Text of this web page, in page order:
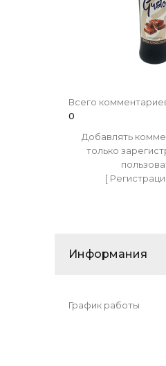
Всего
0
Добавлять
только
[
Информания
График работы